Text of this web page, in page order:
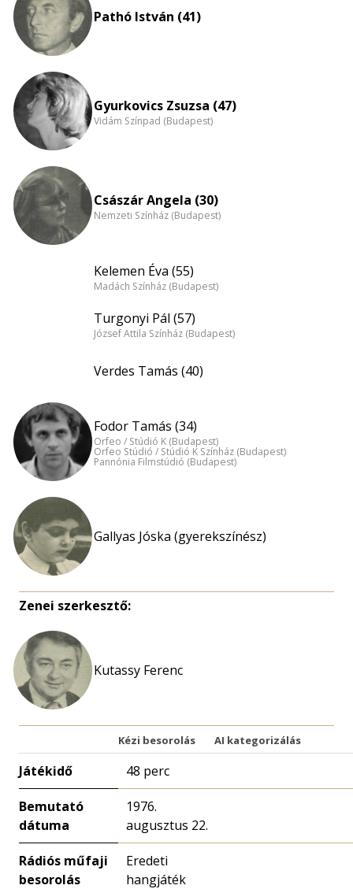
Pathó István (41)
Gyurkovics Zsuzsa (47)
Vidám Színpad (Budapest)
Császár Angela (30)
Nemzeti Színház (Budapest)
Kelemen Éva (55)
Madách Színház (Budapest)
Turgonyi Pál (57)
József Attila Színház (Budapest)
Verdes Tamás (40)
Fodor Tamás (34)
Orfeo / Stúdió K (Budapest)
Orfeo Stúdió / Stúdió K Színház (Budapest)
Pannónia Filmstúdió (Budapest)
Gallyas Jóska (gyerekszínész)
Zenei szerkesztő:
Kutassy Ferenc
Kézi besorolás AI kategorizálás
Játékidő 48 perc
Bemutató
dátuma
1976.
augusztus 22.
Rádiós műfaji
besorolás
Eredeti
hangjáték